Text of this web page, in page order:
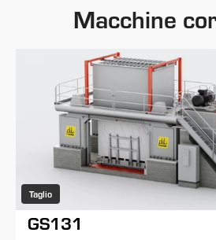
Macchine
Taglio
GS131